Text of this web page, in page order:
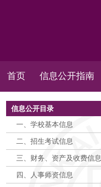
首页 信息公开指南
信息公开目录
一、学校基本信息
二、招生考试信息
三、财务、资产及收费信息
四、人事师资信息